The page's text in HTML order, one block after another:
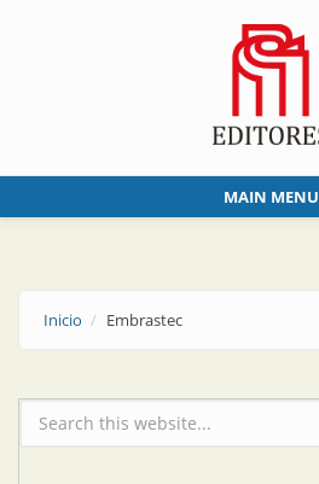
MAIN MENU
Inicio Embrastec
Formulario de búsqueda